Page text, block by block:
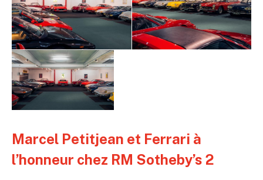
Marcel Petitjean et Ferrari à
l’honneur chez RM Sotheby’s 2